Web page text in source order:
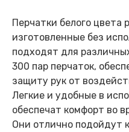
Перчатки белого цвета
изготовленные без
подходят для
300 пар перчаток,
защиту рук от
Легкие и удобные в
обеспечат комфорт во
Они отлично подойдут